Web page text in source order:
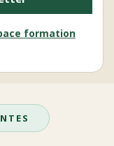
formation